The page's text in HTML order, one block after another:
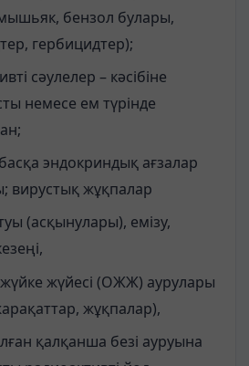
бензол булары,
гербицидтер);
сәулелер – кәсібіне
немесе ем түрінде
басқа эндокриндық ағзалар
вирустық жұқпалар
(асқынулары), емізу,
жүйесі (ОЖЖ) аурулары
жұқпалар),
қалқанша безі ауруына